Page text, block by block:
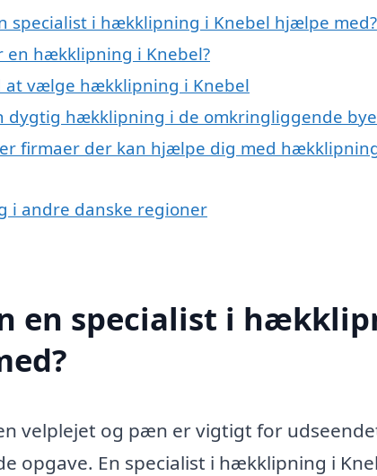
specialist i hækklipning i Knebel hjælpe med?
en hækklipning i Knebel?
at vælge hækklipning i Knebel
dygtig hækklipning i de omkringliggende
firmaer der kan hjælpe dig med
i andre danske regioner
en specialist i
velplejet og pæn er vigtigt for
opgave. En specialist i hækklipning i